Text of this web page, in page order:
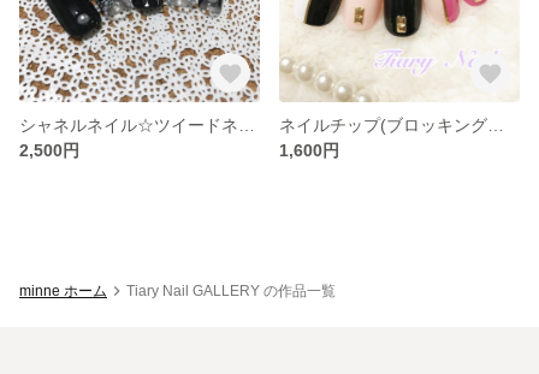
2,500円
1,600円
minne ホーム Tiary Nail GALLERY の作品一覧